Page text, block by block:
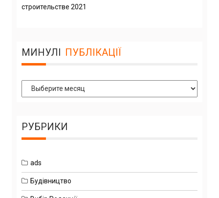
строительстве 2021
МИНУЛІ ПУБЛІКАЦІЇ
Минулі
Публікації
РУБРИКИ
ads
Будівництво